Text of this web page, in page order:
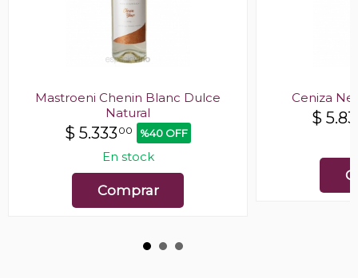
Mastroeni Chenin Blanc Dulce
Natural
$ 5.333 00 %40 OFF
En stock
Comprar
Ceniza
$